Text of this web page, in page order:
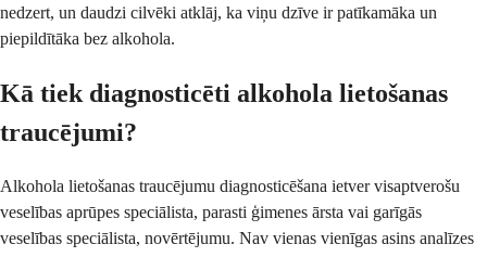
nedzert, un daudzi cilvēki atklāj, ka viņu dzīve ir patīkamāka un
piepildītāka bez alkohola.
Kā tiek diagnosticēti alkohola lietošanas
traucējumi?
Alkohola lietošanas traucējumu diagnosticēšana ietver visaptverošu
veselības aprūpes speciālista, parasti ģimenes ārsta vai garīgās
veselības speciālista, novērtējumu. Nav vienas vienīgas asins analīzes